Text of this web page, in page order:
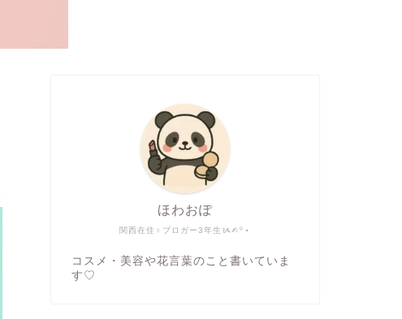
関西在住♀ブロガー3年生ᝰ✍︎꙳⋆
ほわおぽ
コスメ・美容や花言葉のこと書いていま
す♡